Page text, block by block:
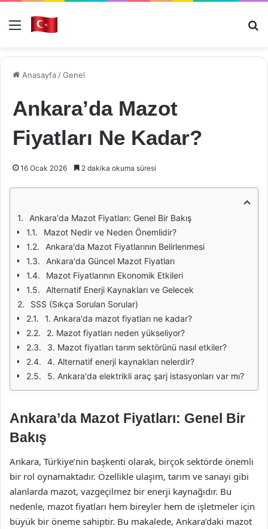
Menü
Anasayfa /Genel
Ankara’da Mazot
Fiyatları Ne Kadar?
16 Ocak 2026 2 dakika okuma süresi
Ankara'da Mazot Fiyatları: Genel Bir Bakış
Mazot Nedir ve Neden Önemlidir?
Ankara'da Mazot Fiyatlarının Belirlenmesi
Ankara'da Güncel Mazot Fiyatları
Mazot Fiyatlarının Ekonomik Etkileri
Alternatif Enerji Kaynakları ve Gelecek
SSS (Sıkça Sorulan Sorular)
1. Ankara'da mazot fiyatları ne kadar?
2. Mazot fiyatları neden yükseliyor?
3. Mazot fiyatları tarım sektörünü nasıl etkiler?
4. Alternatif enerji kaynakları nelerdir?
5. Ankara'da elektrikli araç şarj istasyonları var mı?
Ankara’da Mazot Fiyatları: Genel Bir
Bakış
Ankara, Türkiye’nin başkenti olarak, birçok sektörde önemli
bir rol oynamaktadır. Özellikle ulaşım, tarım ve sanayi gibi
alanlarda mazot, vazgeçilmez bir enerji kaynağıdır. Bu
nedenle, mazot fiyatları hem bireyler hem de işletmeler için
büyük bir öneme sahiptir. Bu makalede, Ankara’daki mazot